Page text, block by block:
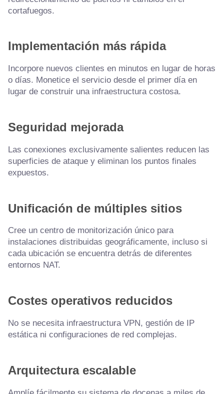
cortafuegos.
Implementación más rápida
Incorpore nuevos clientes en minutos en lugar de horas
o días. Monetice el servicio desde el primer día en
lugar de construir una infraestructura costosa.
Seguridad mejorada
Las conexiones exclusivamente salientes reducen las
superficies de ataque y eliminan los puntos finales
expuestos.
Unificación de múltiples sitios
Cree un centro de monitorización único para
instalaciones distribuidas geográficamente, incluso si
cada ubicación se encuentra detrás de diferentes
entornos NAT.
Costes operativos reducidos
No se necesita infraestructura VPN, gestión de IP
estática ni configuraciones de red complejas.
Arquitectura escalable